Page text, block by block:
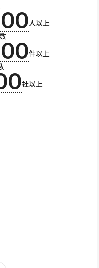
人以上
件以上
社以上